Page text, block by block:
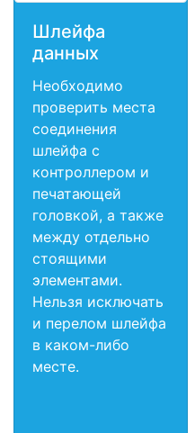
Шлейфа
данных
Необходимо
проверить места
соединения
шлейфа с
контроллером и
печатающей
головкой, а также
между отдельно
стоящими
элементами.
Нельзя исключать
и перелом шлейфа
в каком-либо
месте.